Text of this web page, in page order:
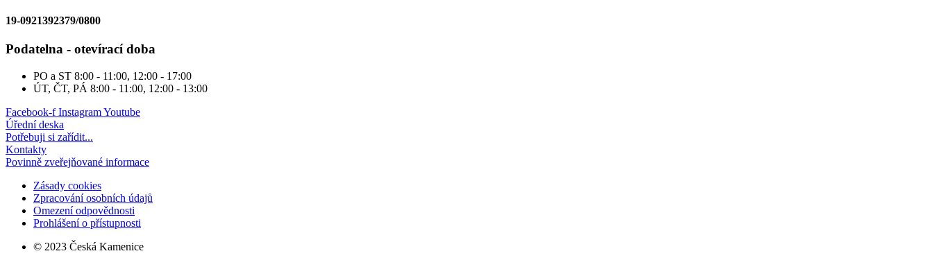
19-0921392379/0800
Podatelna - otevírací doba
PO a ST 8:00 - 11:00, 12:00 - 17:00
ÚT, ČT, PÁ 8:00 - 11:00, 12:00 - 13:00
Facebook-f InstagramYoutube
Úřední deska
Potřebuji si zařídit...
Kontakty
Povinně zveřejňované informace
Zásady cookies
Zpracování osobních údajů
Omezení odpovědnosti
Prohlášení o přístupnosti
© 2023 Česká Kamenice